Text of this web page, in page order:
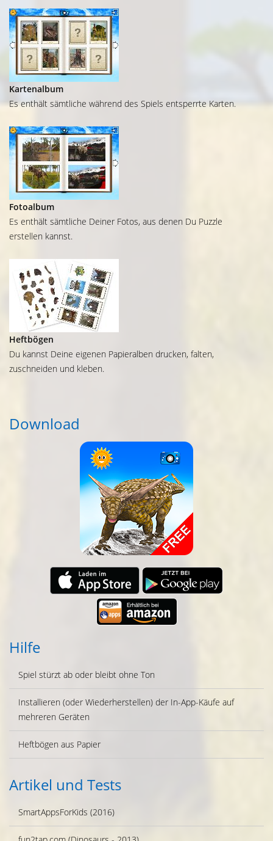
Kartenalbum
Es enthält sämtliche während des Spiels entsperrte Karten.
Fotoalbum
Es enthält sämtliche Deiner Fotos, aus denen Du Puzzle
erstellen kannst.
Heftbögen
Du kannst Deine eigenen Papieralben drucken, falten,
zuschneiden und kleben.
Download
Hilfe
Spiel stürzt ab oder bleibt ohne Ton
Installieren (oder Wiederherstellen) der In-App-Käufe auf
mehreren Geräten
Heftbögen aus Papier
Artikel und Tests
SmartAppsForKids (2016)